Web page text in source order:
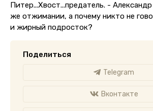
Питер...Хвост...предатель. -
же отжимании, а почему никто не
и жирный подросток?
Поделиться
Telegram
Вконтакте